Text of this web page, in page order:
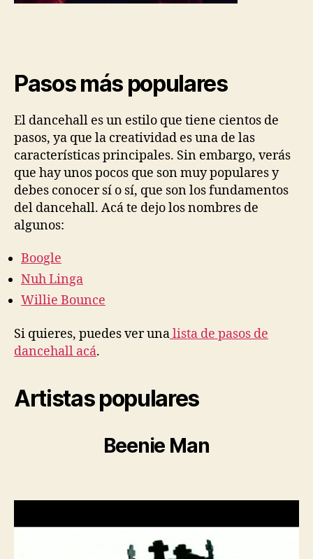
Pasos más populares
El dancehall es un estilo que tiene cientos de
pasos, ya que la creatividad es una de las
características principales. Sin embargo, verás
que hay unos pocos que son muy populares y
debes conocer sí o sí, que son los fundamentos
del dancehall. Acá te dejo los nombres de
algunos:
Boogle
Nuh Linga
Willie Bounce
Si quieres, puedes ver unalista de pasos de
dancehall acá.
Artistas populares
Beenie Man